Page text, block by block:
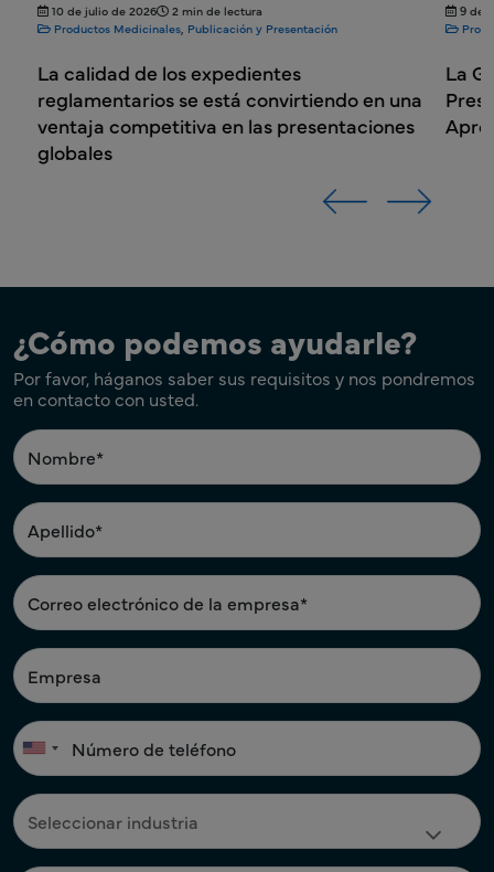
10 de julio de 2026
2 min de lectura
Productos Medicinales,Publicación y Presentación
La calidad de los expedientes
reglamentarios se está convirtiendo en una
ventaja competitiva en las presentaciones
globales
9 de julio
La
¿Cómo podemos ayudarle?
Por favor, háganos saber sus requisitos y nos pondremos
en contacto con usted.